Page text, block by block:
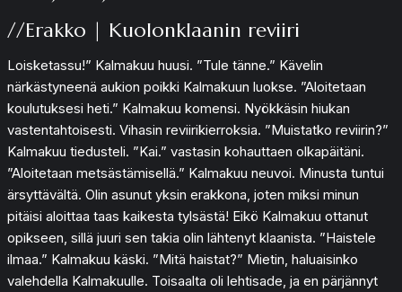
//Erakko | Kuolonklaanin reviiri
Loisketassu!” Kalmakuu huusi. ”Tule tänne.” Kävelin
närkästyneenä aukion poikki Kalmakuun luokse. ”Aloitetaan
koulutuksesi heti.” Kalmakuu komensi. Nyökkäsin hiukan
vastentahtoisesti. Vihasin reviirikierroksia. ”Muistatko reviirin?”
Kalmakuu tiedusteli. ”Kai.” vastasin kohauttaen olkapäitäni.
”Aloitetaan metsästämisellä.” Kalmakuu neuvoi. Minusta tuntui
ärsyttävältä. Olin asunut yksin erakkona, joten miksi minun
pitäisi aloittaa taas kaikesta tylsästä! Eikö Kalmakuu ottanut
opikseen, sillä juuri sen takia olin lähtenyt klaanista. ”Haistele
ilmaa.” Kalmakuu käski. ”Mitä haistat?” Mietin, haluaisinko
valehdella Kalmakuulle. Toisaalta oli lehtisade, ja en pärjännyt